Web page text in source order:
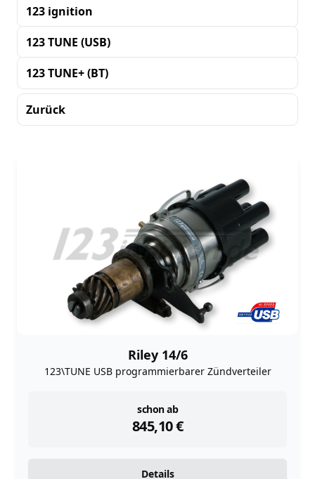
123 ignition
123 TUNE (USB)
123 TUNE+ (BT)
Zurück
Riley 14/6
123\TUNE USB programmierbarer Zündverteiler
schon ab
845,10€
instock
Details